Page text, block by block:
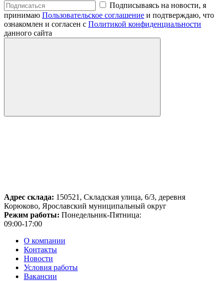
Подписываясь на новости, я
принимаю Пользовательское соглашение и подтверждаю, что
ознакомлен и согласен с Политикой конфиденциальности
данного сайта
Адрес склада: 150521, Складская улица, 6/3, деревня
Корюково, Ярославский муниципальный округ
Режим работы: Понедельник-Пятница:
09:00-17:00
О компании
Контакты
Новости
Условия работы
Вакансии